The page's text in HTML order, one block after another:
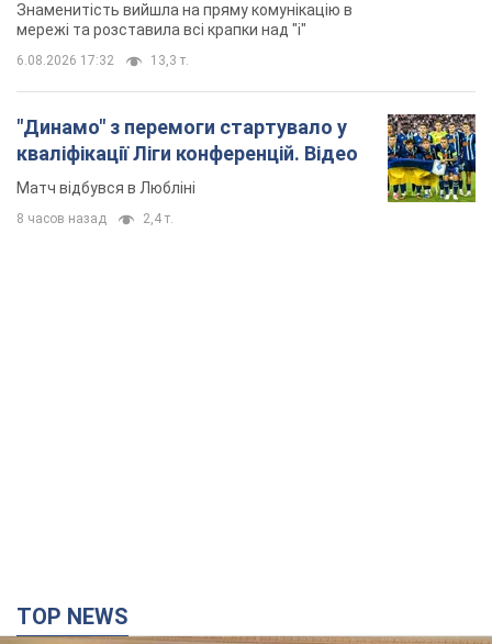
Знаменитість вийшла на пряму комунікацію в
мережі та розставила всі крапки над "і"
6.08.2026 17:32 13,3 т.
"Динамо" з перемоги стартувало у
кваліфікації Ліги конференцій. Відео
Матч відбувся в Любліні
8 часов назад 2,4 т.
TOP NEWS